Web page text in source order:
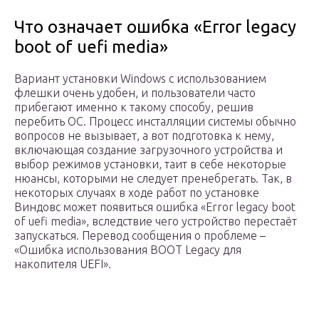
Что означает ошибка «Error legacy
boot of uefi media»
Вариант установки Windows с использованием
флешки очень удобен, и пользователи часто
прибегают именно к такому способу, решив
перебить ОС. Процесс инсталляции системы обычно
вопросов не вызывает, а вот подготовка к нему,
включающая создание загрузочного устройства и
выбор режимов установки, таит в себе некоторые
нюансы, которыми не следует пренебрегать. Так, в
некоторых случаях в ходе работ по установке
Виндовс может появиться ошибка «Error legacy boot
of uefi media», вследствие чего устройство перестаёт
запускаться. Перевод сообщения о проблеме –
«Ошибка использования BOOT Legacy для
накопителя UEFI».